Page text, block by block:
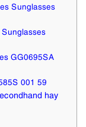
Sunglasses
GG0695SA
001 59
hay